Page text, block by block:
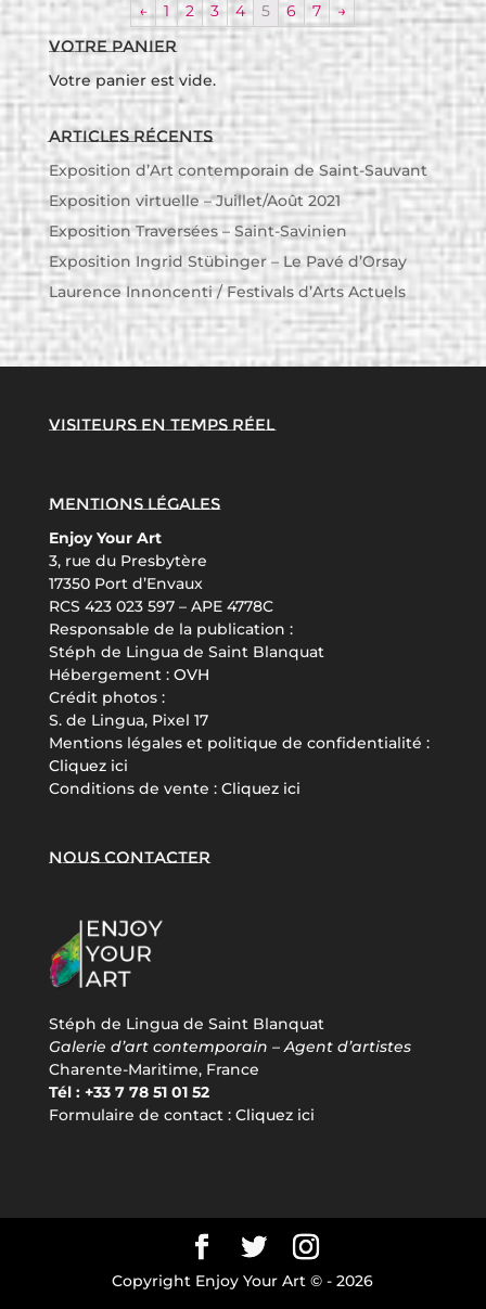
← 1 2 3 4 5 6 7 →
Votre panier
Votre panier est vide.
Articles récents
Exposition d’Art contemporain de Saint-Sauvant
Exposition virtuelle – Juillet/Août 2021
Exposition Traversées – Saint-Savinien
Exposition Ingrid Stübinger – Le Pavé d’Orsay
Laurence Innoncenti / Festivals d’Arts Actuels
Visiteurs en temps réel
Mentions légales
Enjoy Your Art
3, rue du Presbytère
17350 Port d’Envaux
RCS 423 023 597 – APE 4778C
Responsable de la publication :
Stéph de Lingua de Saint Blanquat
Hébergement : OVH
Crédit photos :
S. de Lingua, Pixel 17
Mentions légales et politique de confidentialité :
Cliquez ici
Conditions de vente : Cliquez ici
Nous contacter
Stéph de Lingua de Saint Blanquat
Galerie d’art contemporain – Agent d’artistes
Charente-Maritime, France
Tél : +33 7 78 51 01 52
Formulaire de contact : Cliquez ici
Copyright Enjoy Your Art © -2026